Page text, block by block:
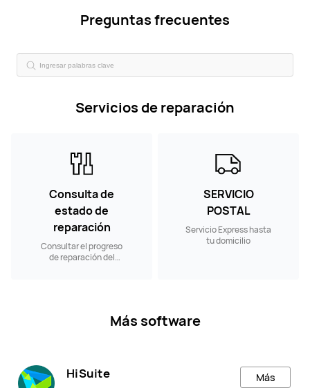
Preguntas frecuentes
Servicios de reparación
Consulta de
estado de
reparación
Consultar el progreso
de reparación del
SERVICIO
POSTAL
Servicio Express hasta
tu domicilio
Más software
HiSuite Más